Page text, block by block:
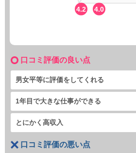
4.0
4.2
口コミ評価の良い点
男女平等に評価をしてくれる
1年目で大きな仕事ができる
とにかく高収入
口コミ評価の悪い点